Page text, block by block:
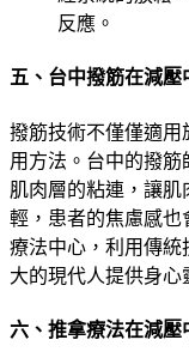
反應。
五、台中撥筋在減壓
撥筋技術不僅僅適用
用方法。台中的撥
肌肉層的粘連，讓
輕，患者的焦慮感也
療法中心，利用傳統
大的現代人提供身心
六、推拿療法在減壓